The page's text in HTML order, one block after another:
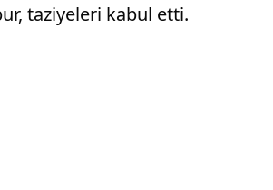
taziyeleri kabul etti.